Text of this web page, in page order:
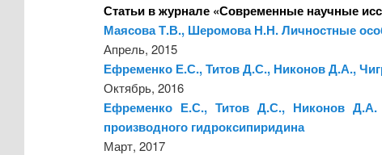
Статьи в журнале «Современные научные
Маясова Т.В., Шеромова Н.Н. Личностные
Апрель, 2015
Ефременко Е.С., Титов Д.С., Никонов Д.А.,
Октябрь, 2016
Ефременко Е.С., Титов Д.С., Никонов Д.А.
производного гидроксипиридина
Март, 2017